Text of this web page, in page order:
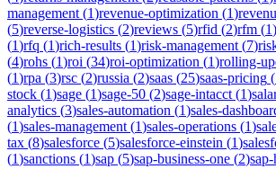
management (1)revenue-optimization (1)
(5)reverse-logistics (2)reviews (5)rfid (2)rfm (1)
(1)rfq (1)rich-results (1)risk-management (7)
(4)rohs (1)roi (34)roi-optimization (1)rolling-
(1)rpa (3)rsc (2)russia (2)saas (25)saas-pricing (
stock (1)sage (1)sage-50 (2)sage-intacct (1)
analytics (3)sales-automation (1)sales-
(1)sales-management (1)sales-operations (1)
tax (8)salesforce (5)salesforce-einstein (1)
(1)sanctions (1)sap (5)sap-business-one (2)sap-